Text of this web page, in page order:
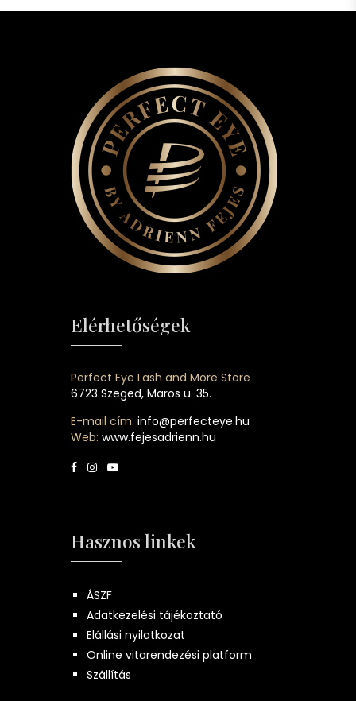
Elérhetőségek
Perfect Eye Lash and More Store
6723 Szeged, Maros u. 35.
E-mail cím: info@perfecteye.hu
Web: www.fejesadrienn.hu
Hasznos linkek
ÁSZF
Adatkezelési tájékoztató
Elállási nyilatkozat
Online vitarendezési platform
Szállítás